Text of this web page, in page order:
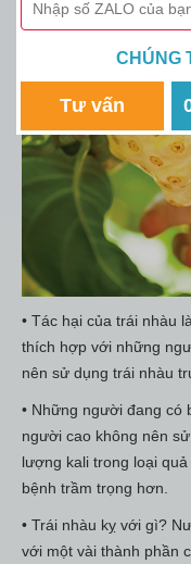
• Tác hại của trái nhàu
thích hợp với những
nên sử dụng trái nhàu
• Những người đang có
người cao không nên
lượng kali trong loại
bệnh trầm trọng hơn.
• Trái nhàu kỵ với gì?
với một vài thành phần
CHÚNG
Tư vấn